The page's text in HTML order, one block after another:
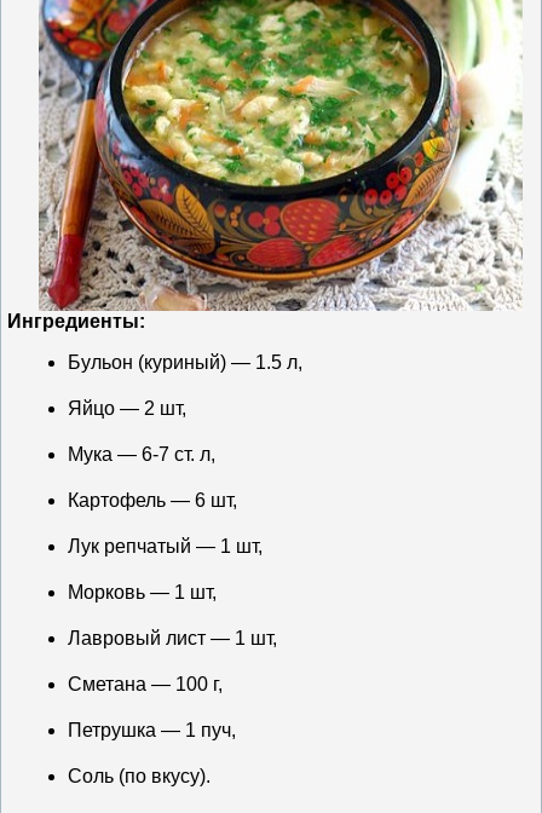
Ингредиенты:
Бульон (куриный) — 1.5 л,
Яйцо — 2 шт,
Мука — 6-7 ст. л,
Картофель — 6 шт,
Лук репчатый — 1 шт,
Морковь — 1 шт,
Лавровый лист — 1 шт,
Сметана — 100 г,
Петрушка — 1 пуч,
Соль (по вкусу).